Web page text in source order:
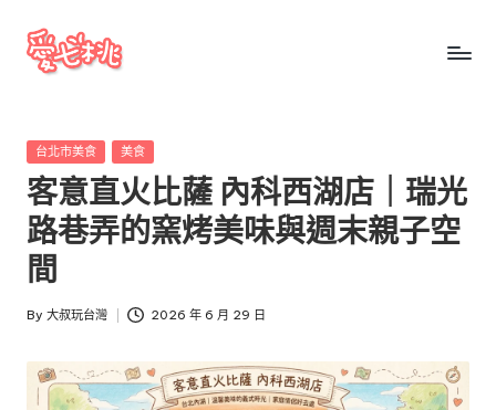
Skip
七
桃
玩
台
灣
桃
玩
台
灣
把
全
景
美
食、
Posted
台北市美食 美食
客意直火比薩 內科西湖店｜瑞光
路巷弄的窯烤美味與週末親子空
間
Posted
By 大叔玩台灣 2026 年 6 月 29 日